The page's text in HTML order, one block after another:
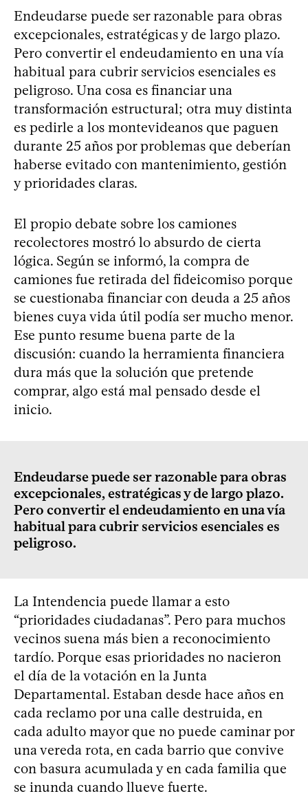
Endeudarse puede ser razonable para obras
excepcionales, estratégicas y de largo plazo.
Pero convertir el endeudamiento en una vía
habitual para cubrir servicios esenciales es
peligroso. Una cosa es financiar una
transformación estructural; otra muy distinta
es pedirle a los montevideanos que paguen
durante 25 años por problemas que deberían
haberse evitado con mantenimiento, gestión
y prioridades claras.
El propio debate sobre los camiones
recolectores mostró lo absurdo de cierta
lógica. Según se informó, la compra de
camiones fue retirada del fideicomiso porque
se cuestionaba financiar con deuda a 25 años
bienes cuya vida útil podía ser mucho menor.
Ese punto resume buena parte de la
discusión: cuando la herramienta financiera
dura más que la solución que pretende
comprar, algo está mal pensado desde el
inicio.
Endeudarse puede ser razonable para obras
excepcionales, estratégicas y de largo plazo.
Pero convertir el endeudamiento en una vía
habitual para cubrir servicios esenciales es
peligroso.
La Intendencia puede llamar a esto
“prioridades ciudadanas”. Pero para muchos
vecinos suena más bien a reconocimiento
tardío. Porque esas prioridades no nacieron
el día de la votación en la Junta
Departamental. Estaban desde hace años en
cada reclamo por una calle destruida, en
cada adulto mayor que no puede caminar por
una vereda rota, en cada barrio que convive
con basura acumulada y en cada familia que
se inunda cuando llueve fuerte.